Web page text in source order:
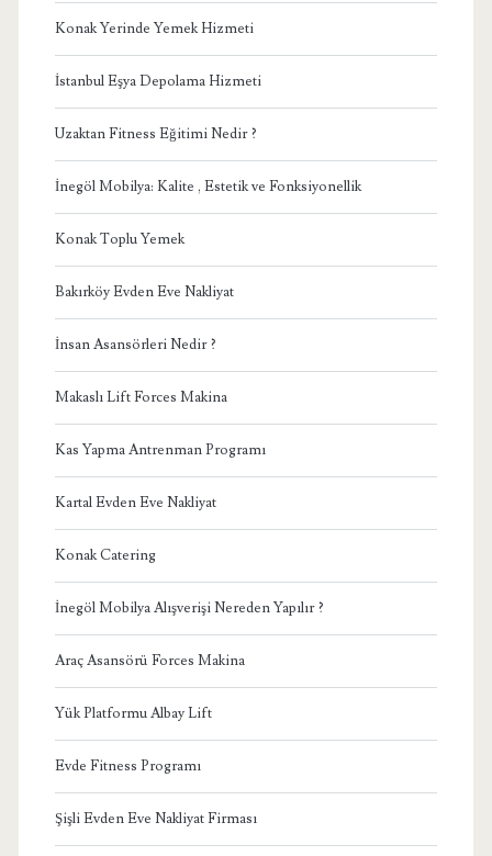
Konak Yerinde Yemek Hizmeti
İstanbul Eşya Depolama Hizmeti
Uzaktan Fitness Eğitimi Nedir ?
İnegöl Mobilya: Kalite , Estetik ve Fonksiyonellik
Konak Toplu Yemek
Bakırköy Evden Eve Nakliyat
İnsan Asansörleri Nedir ?
Makaslı Lift Forces Makina
Kas Yapma Antrenman Programı
Kartal Evden Eve Nakliyat
Konak Catering
İnegöl Mobilya Alışverişi Nereden Yapılır ?
Araç Asansörü Forces Makina
Yük Platformu Albay Lift
Evde Fitness Programı
Şişli Evden Eve Nakliyat Firması